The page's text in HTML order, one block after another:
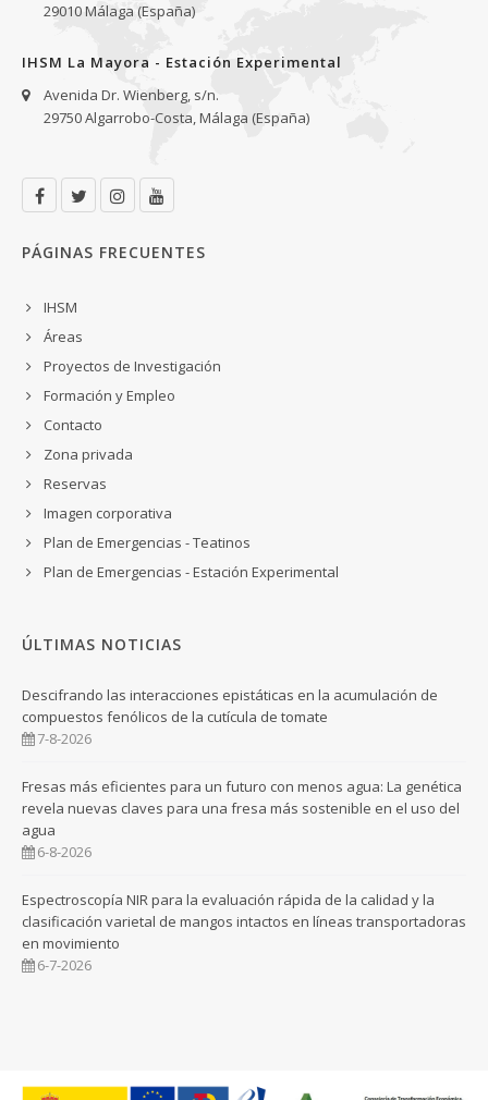
29010 Málaga (España)
IHSM La Mayora - Estación Experimental
Avenida Dr. Wienberg, s/n.
29750 Algarrobo-Costa, Málaga (España)
PÁGINAS FRECUENTES
IHSM
Áreas
Proyectos de Investigación
Formación y Empleo
Contacto
Zona privada
Reservas
Imagen corporativa
Plan de Emergencias - Teatinos
Plan de Emergencias - Estación Experimental
ÚLTIMAS NOTICIAS
Descifrando las interacciones epistáticas en la acumulación de
compuestos fenólicos de la cutícula de tomate
7-8-2026
Fresas más eficientes para un futuro con menos agua: La genética
revela nuevas claves para una fresa más sostenible en el uso del
agua
6-8-2026
Espectroscopía NIR para la evaluación rápida de la calidad y la
clasificación varietal de mangos intactos en líneas transportadoras
en movimiento
6-7-2026